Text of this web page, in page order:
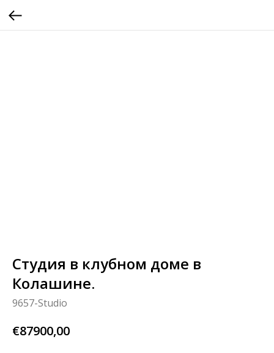
Студия в клубном доме в
Колашине.
9657-Studio
€87900,00